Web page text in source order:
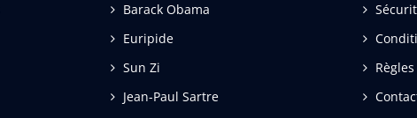
Barack Obama
Euripide
Sun Zi
Jean-Paul Sartre